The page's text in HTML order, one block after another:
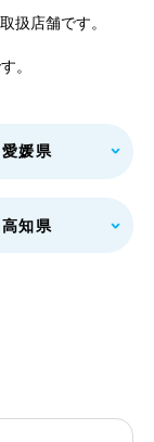
扱店舗です。
。
愛媛県
高知県